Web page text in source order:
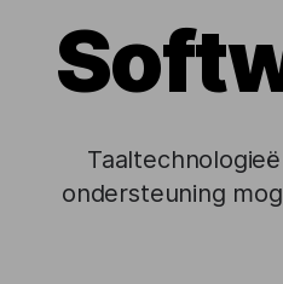
ondersteuning